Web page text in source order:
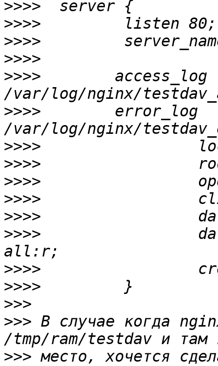
>>>>
>>>>
>>>>
>>>>
>>>>
        access_log
>>>>
        error_log
>>>>
>>>>
>>>>
>>>>
>>>>
>>>>
>>>>
>>>>
>>>
>>> В случае когда
>>> место, хочется